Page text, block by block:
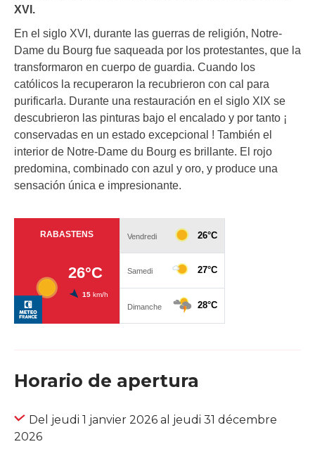
XVI.
En el siglo XVI, durante las guerras de religión, Notre-
Dame du Bourg fue saqueada por los protestantes, que la
transformaron en cuerpo de guardia. Cuando los
católicos la recuperaron la recubrieron con cal para
purificarla. Durante una restauración en el siglo XIX se
descubrieron las pinturas bajo el encalado y por tanto ¡
conservadas en un estado excepcional ! También el
interior de Notre-Dame du Bourg es brillante. El rojo
predomina, combinado con azul y oro, y produce una
sensación única e impresionante.
Horario de apertura
Del jeudi 1 janvier 2026 al jeudi 31 décembre
2026